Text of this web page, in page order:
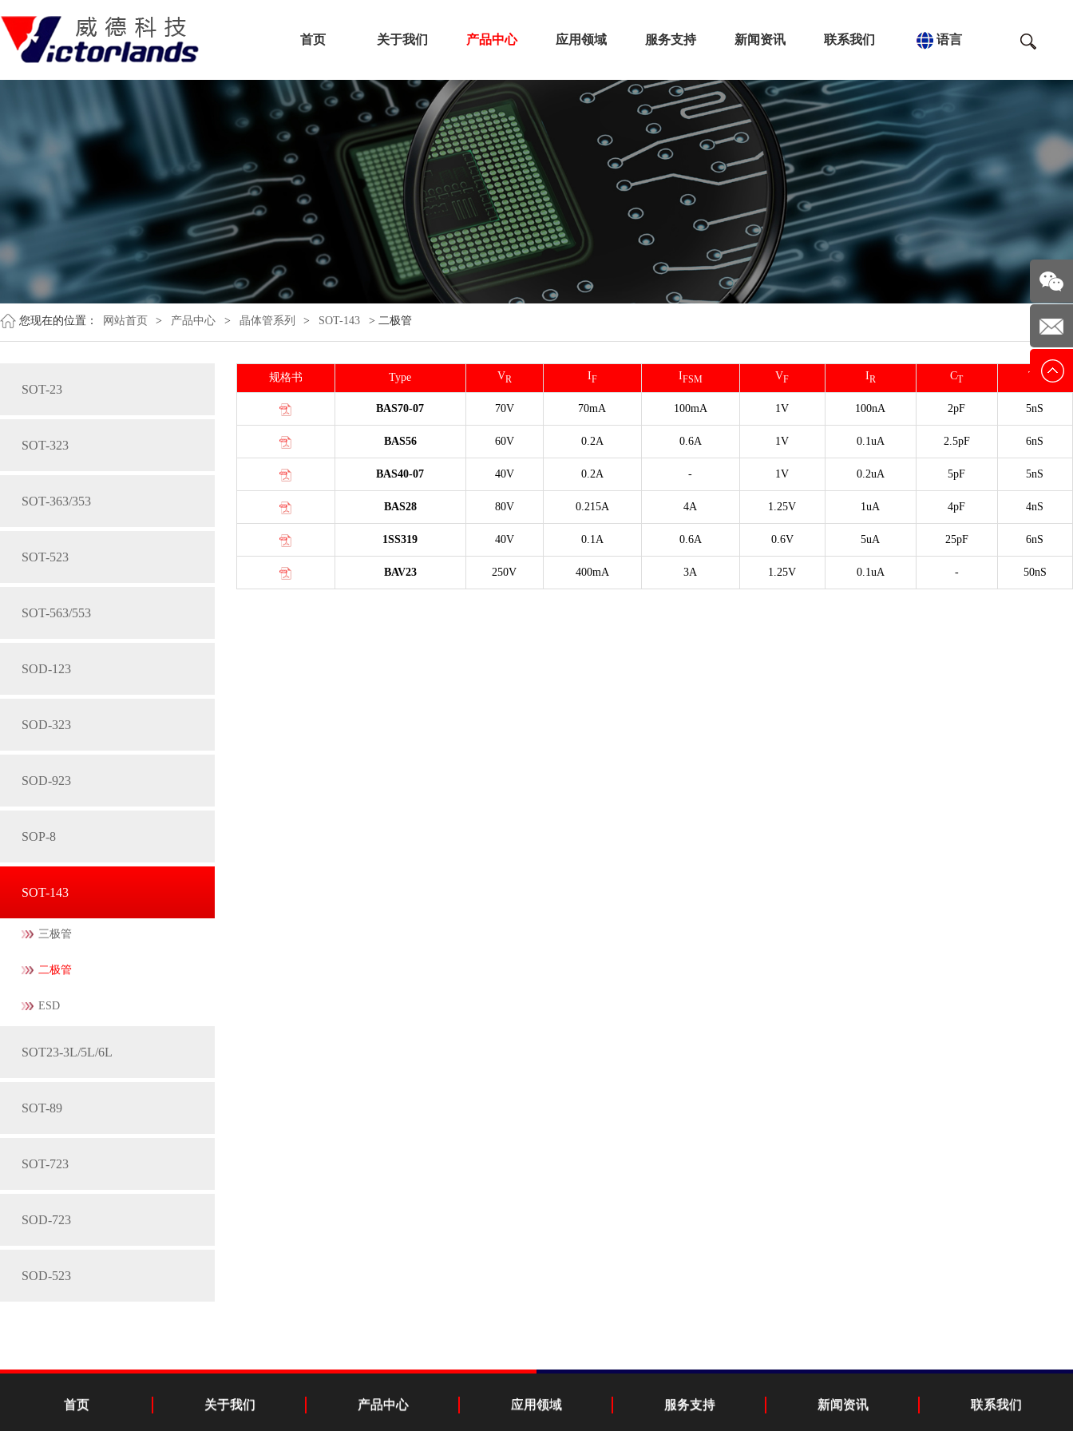
首页 关于我们 产品中心 应用领域 服务支持 新闻资讯 联系我们 语言
您现在的位置： 网站首页 > 产品中心 > 晶体管系列 > SOT-143 > 二极管
SOT-23
SOT-323
SOT-363/353
SOT-523
SOT-563/553
SOD-123
SOD-323
SOD-923
SOP-8
SOT-143
三极管
二极管
ESD
SOT23-3L/5L/6L
SOT-89
SOT-723
SOD-723
SOD-523
规格书 Type VR IF IFSM VF IR CT T
BAS70-07 70V 70mA 100mA 1V 100nA 2pF 5nS
BAS56 60V 0.2A 0.6A 1V 0.1uA 2.5pF 6nS
BAS40-07 40V 0.2A - 1V 0.2uA 5pF 5nS
BAS28 80V 0.215A 4A 1.25V 1uA 4pF 4nS
1SS319 40V 0.1A 0.6A 0.6V 5uA 25pF 6nS
BAV23 250V 400mA 3A 1.25V 0.1uA - 50nS
首页 关于我们 产品中心 应用领域 服务支持 新闻资讯 联系我们
关注我
E-mail